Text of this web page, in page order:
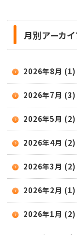
月別アーカ
2026年8月 (1)
2026年7月 (3)
2026年5月 (2)
2026年4月 (2)
2026年3月 (2)
2026年2月 (1)
2026年1月 (2)